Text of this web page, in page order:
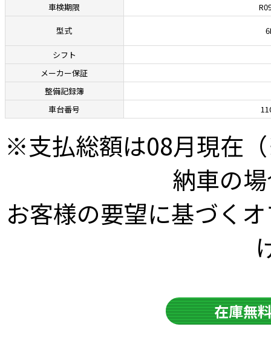
車検期限
型式
シフト
メーカー保証
整備記録簿
車台番号
※⽀払総額は08⽉現在
納⾞の
お客様の要望に基づく
在庫無